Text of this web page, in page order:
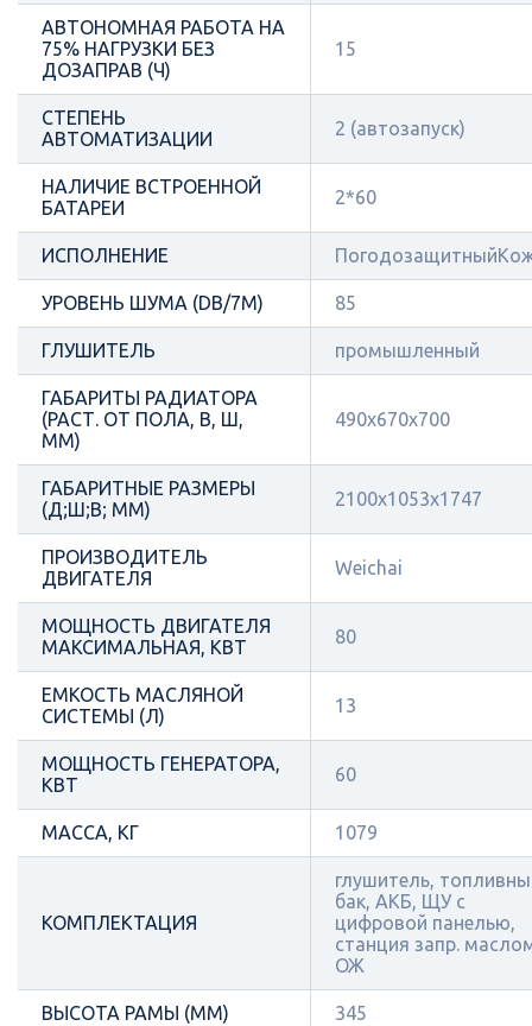
АВТОНОМНАЯ РАБОТА НА
75% НАГРУЗКИ БЕЗ
ДОЗАПРАВ (Ч)
15
СТЕПЕНЬ
АВТОМАТИЗАЦИИ
2 (автозапуск)
НАЛИЧИЕ ВСТРОЕННОЙ
БАТАРЕИ
2*60
ИСПОЛНЕНИЕ
УРОВЕНЬ ШУМА (DB/7М) 85
ГЛУШИТЕЛЬ промышленный
ГАБАРИТЫ РАДИАТОРА
(РАСТ. ОТ ПОЛА, В, Ш,
ММ)
490x670x700
ГАБАРИТНЫЕ РАЗМЕРЫ
(Д;Ш;В; ММ)
2100x1053x1747
ПРОИЗВОДИТЕЛЬ
ДВИГАТЕЛЯ
Weichai
МОЩНОСТЬ ДВИГАТЕЛЯ
МАКСИМАЛЬНАЯ, КВТ
80
ЕМКОСТЬ МАСЛЯНОЙ
СИСТЕМЫ (Л)
13
МОЩНОСТЬ ГЕНЕРАТОРА,
КВТ
60
МАССА, КГ 1079
КОМПЛЕКТАЦИЯ
глушитель,
бак, АКБ, ЩУ с
цифровой панелью,
станция запр.
ОЖ
ВЫСОТА РАМЫ (ММ) 345